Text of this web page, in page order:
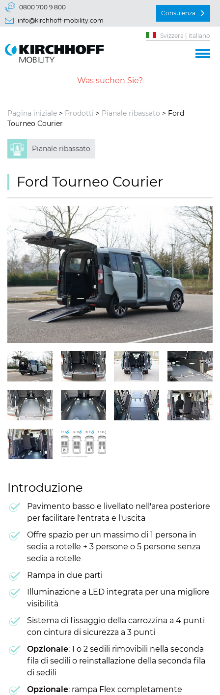
Vai direttamente a:
Menu principal
0800 700 9 800
info@kirchhoff-mobility.com
Consulenza
Svizzera | italiano
Pagina iniziale > Prodotti > Pianale ribassato > Ford
Tourneo Courier
Pianale ribassato
Ford Tourneo Courier
Introduzione
Pavimento basso e livellato nell'area posteriore
per facilitare l'entrata e l'uscita
Offre spazio per un massimo di 1 persona in
sedia a rotelle + 3 persone o 5 persone senza
sedia a rotelle
Rampa in due parti
Illuminazione a LED integrata per una migliore
visibilità
Sistema di fissaggio della carrozzina a 4 punti
con cintura di sicurezza a 3 punti
Opzionale: 1 o 2 sedili rimovibili nella seconda
fila di sedili o reinstallazione della seconda fila
di sedili
Opzionale: rampa Flex completamente